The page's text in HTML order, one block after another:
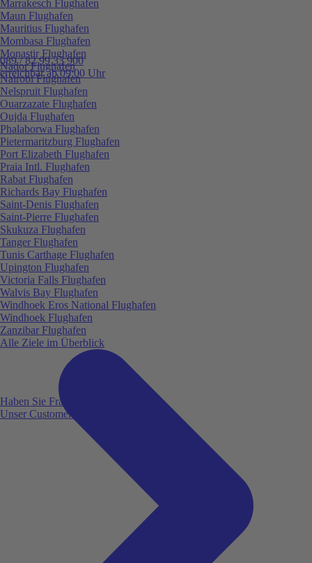
089 / 82 99 33 900
erreichbar ab 09:00 Uhr
Haben Sie Fragen?
Unser Customer Service ist für Sie da!
Marrakesch Flughafen
Maun Flughafen
Mauritius Flughafen
Mombasa Flughafen
Monastir Flughafen
Nador Flughafen
Nairobi Flughafen
Nelspruit Flughafen
Ouarzazate Flughafen
Oujda Flughafen
Phalaborwa Flughafen
Pietermaritzburg Flughafen
Port Elizabeth Flughafen
Praia Intl. Flughafen
Rabat Flughafen
Richards Bay Flughafen
Saint-Denis Flughafen
Saint-Pierre Flughafen
Skukuza Flughafen
Tanger Flughafen
Tunis Carthage Flughafen
Upington Flughafen
Victoria Falls Flughafen
Walvis Bay Flughafen
Windhoek Eros National Flughafen
Windhoek Flughafen
Zanzibar Flughafen
Alle Ziele im Überblick